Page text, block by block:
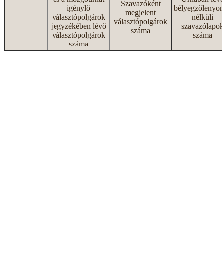
igénylő
választópolgárok
jegyzékében lévő
választópolgárok
száma
Szavazóként
megjelent
választópolgárok
száma
nélküli
száma